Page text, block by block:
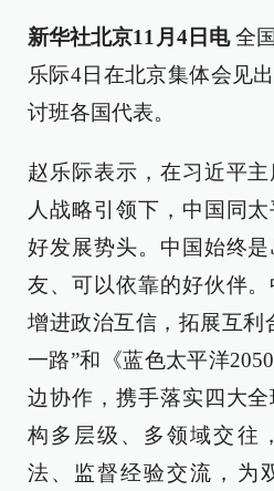
新华社北京11月4日电全
乐际4日在北京集体会见
讨班各国代表。
赵乐际表示，在习近平
人战略引领下，中国同
好发展势头。中国始终
友、可以依靠的好伙伴。
增进政治互信，拓展互利
一路”和《蓝色太平洋
边协作，携手落实四大
构多层级、多领域交往
法、监督经验交流，为